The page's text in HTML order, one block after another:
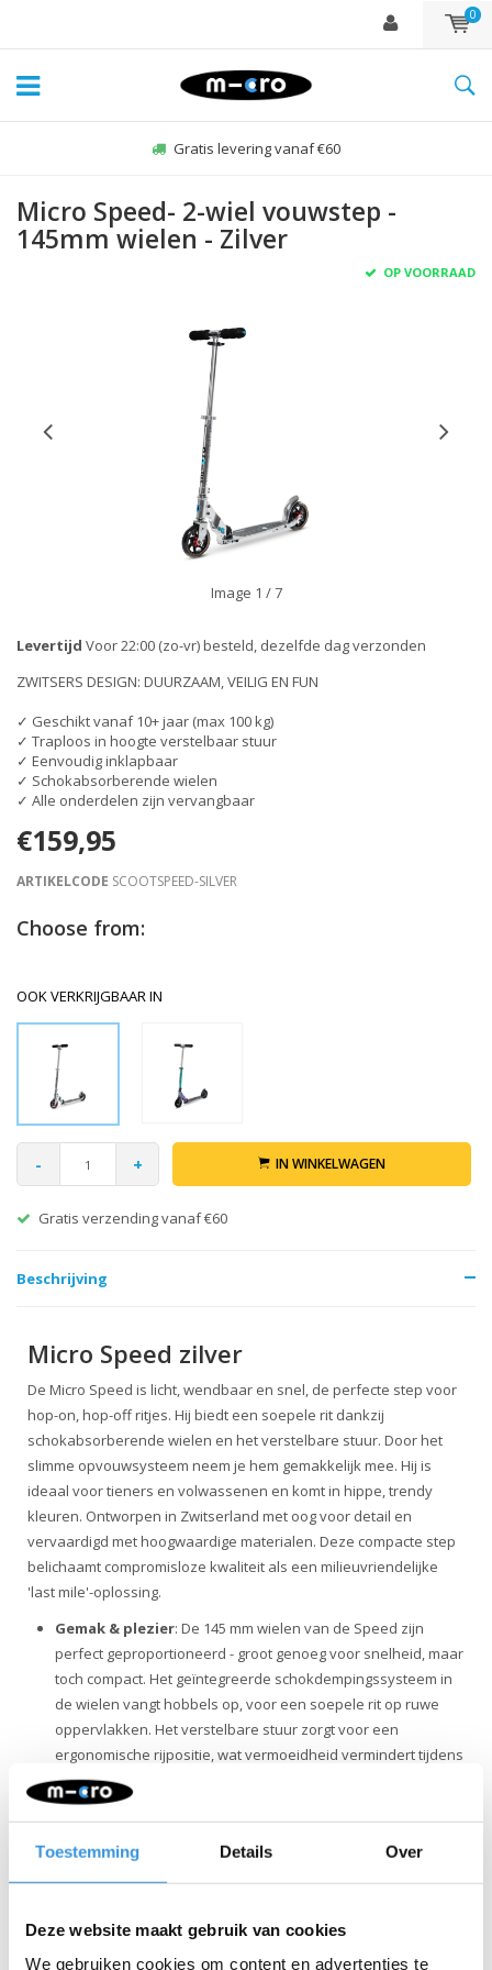
Toestemming Details Over
Deze website maakt gebruik van cookies
We gebruiken cookies om content en advertenties te
0
Gratis levering vanaf €60
Micro Speed- 2-wiel vouwstep -
145mm wielen - Zilver
OP VOORRAAD
Image 1 / 7
Levertijd Voor 22:00 (zo-vr) besteld, dezelfde dag verzonden
ZWITSERS DESIGN: DUURZAAM, VEILIG EN FUN
✓ Geschikt vanaf 10+ jaar (max 100 kg)
✓ Traploos in hoogte verstelbaar stuur
✓ Eenvoudig inklapbaar
✓ Schokabsorberende wielen
✓ Alle onderdelen zijn vervangbaar
€159,95
ARTIKELCODE SCOOTSPEED-SILVER
Choose from:
OOK VERKRIJGBAAR IN
- + IN WINKELWAGEN
Gratis verzending vanaf €60
Beschrijving
Micro Speed zilver
De Micro Speed is licht, wendbaar en snel, de perfecte step voor
hop-on, hop-off ritjes. Hij biedt een soepele rit dankzij
schokabsorberende wielen en het verstelbare stuur. Door het
slimme opvouwsysteem neem je hem gemakkelijk mee. Hij is
ideaal voor tieners en volwassenen en komt in hippe, trendy
kleuren. Ontworpen in Zwitserland met oog voor detail en
vervaardigd met hoogwaardige materialen. Deze compacte step
belichaamt compromisloze kwaliteit als een milieuvriendelijke
'last mile'-oplossing.
Gemak & plezier: De 145 mm wielen van de Speed zijn
perfect geproportioneerd - groot genoeg voor snelheid, maar
toch compact. Het geïntegreerde schokdempingssysteem in
de wielen vangt hobbels op, voor een soepele rit op ruwe
oppervlakken. Het verstelbare stuur zorgt voor een
ergonomische rijpositie, wat vermoeidheid vermindert tijdens
langere ritten. Met één klik kan de Speed worden ingeklapt
voor gemakkelijk dragen of opbergen. Daarnaast heeft de
parkeren tijdens pauzes of stilstand.
Veiligheid: De Micro Speed biedt een veilige rijervaring
schokabsorberende wielen. Bovendien is deze step
voorzien van een achterrem die tevens dienstdoet als